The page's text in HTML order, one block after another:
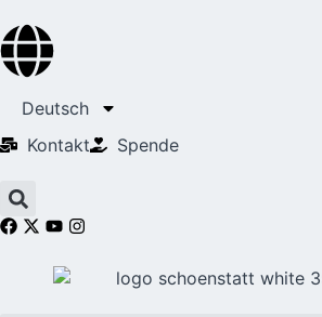
Deutsch
Kontakt
Spende